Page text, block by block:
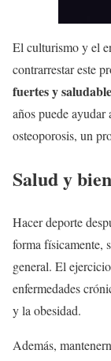
El culturismo y el
contrarrestar este
fuertes y
años puede
osteoporosis, un
Salud y
Hacer deporte
forma físicamente,
general. El
enfermedades
y la obesidad.
Además,